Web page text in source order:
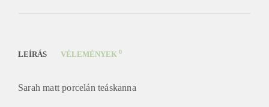
LEÍRÁS VÉLEMÉNYEK 0
Sarah matt porcelán teáskanna